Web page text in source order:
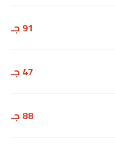
91 جـ
47 جـ
88 جـ